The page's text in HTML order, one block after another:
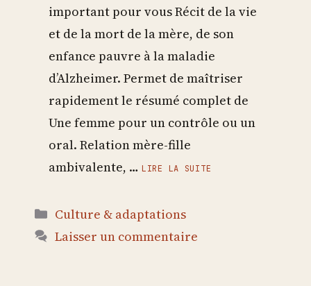
important pour vous Récit de la vie
et de la mort de la mère, de son
enfance pauvre à la maladie
d’Alzheimer. Permet de maîtriser
rapidement le résumé complet de
Une femme pour un contrôle ou un
oral. Relation mère-fille
ambivalente, … LIRE LA SUITE
Catégories
Culture & adaptations
Laisser un commentaire